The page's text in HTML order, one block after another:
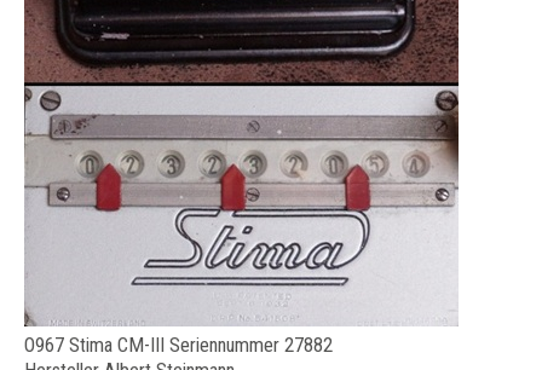
O967 Stima CM-III Seriennummer 27882